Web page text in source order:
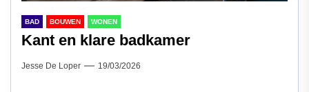
BAD BOUWEN WONEN
Kant en klare badkamer
Jesse De Loper 19/03/2026